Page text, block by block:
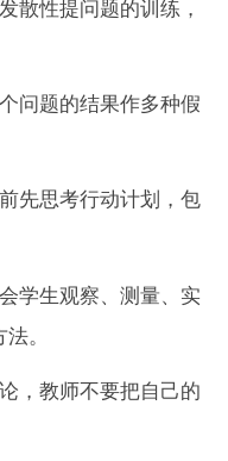
散性提问题的训练，
问题的结果作多种假
先思考行动计划，包
学生观察、测量、实
。
，教师不要把自己的